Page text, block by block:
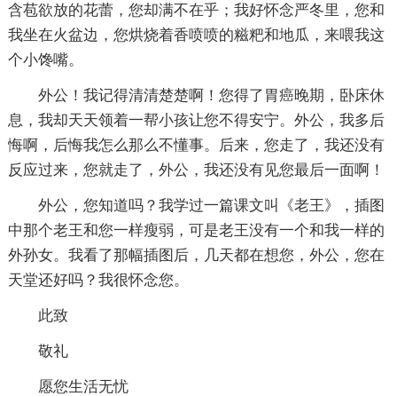
含苞欲放的花蕾，您却满不在乎；我好怀念严冬里，您和
我坐在火盆边，您烘烧着香喷喷的糍粑和地瓜，来喂我这
个小馋嘴。
外公！我记得清清楚楚啊！您得了胃癌晚期，卧床休
息，我却天天领着一帮小孩让您不得安宁。外公，我多后
悔啊，后悔我怎么那么不懂事。后来，您走了，我还没有
反应过来，您就走了，外公，我还没有见您最后一面啊！
外公，您知道吗？我学过一篇课文叫《老王》，插图
中那个老王和您一样瘦弱，可是老王没有一个和我一样的
外孙女。我看了那幅插图后，几天都在想您，外公，您在
天堂还好吗？我很怀念您。
此致
敬礼
愿您生活无忧